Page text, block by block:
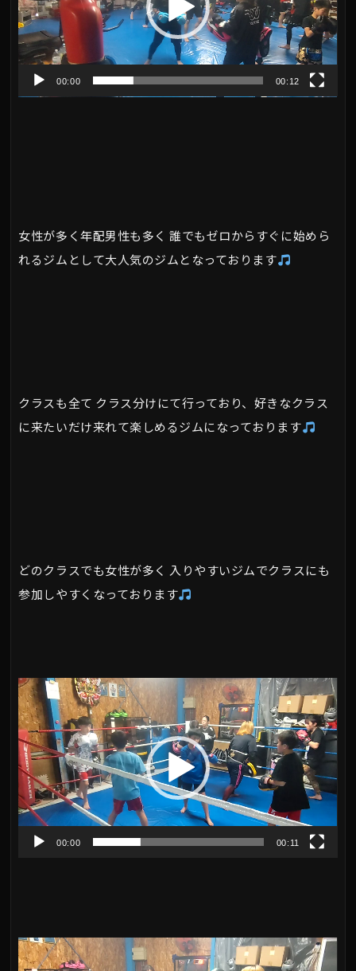
レ
ー
ヤ
ー
00:00 00:12
女性が多く年配男性も多く 誰でもゼロからすぐに始めら
れるジムとして大人気のジムとなっております
クラスも全て クラス分けにて行っており、好きなクラス
に来たいだけ来れて楽しめるジムになっております
どのクラスでも女性が多く 入りやすいジムでクラスにも
参加しやすくなっております
動
画
プ
レ
ー
ヤ
00:00 00:11
動